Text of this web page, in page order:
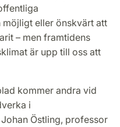
möjligt eller önskvärt att
– men framtidens
är upp till oss att
kommer andra vid
i
Östling, professor